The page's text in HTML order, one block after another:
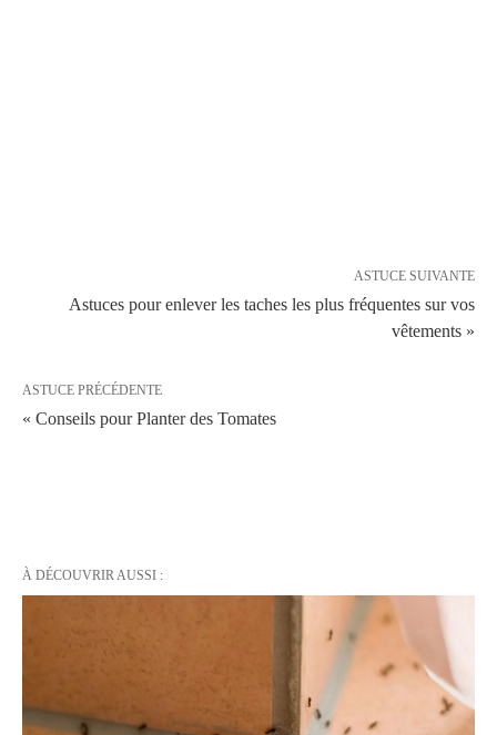
ASTUCE SUIVANTE
Astuces pour enlever les taches les plus fréquentes sur vos
vêtements »
ASTUCE PRÉCÉDENTE
« Conseils pour Planter des Tomates
À DÉCOUVRIR AUSSI :